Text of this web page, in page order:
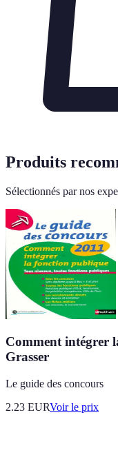
Produits
Sélectionnés par nos
Comment intégrer
Grasser
Le guide des concours
2.23 EURVoir le prix